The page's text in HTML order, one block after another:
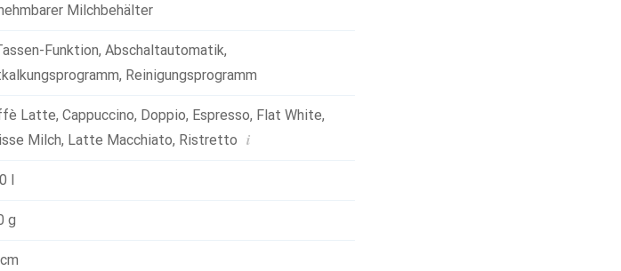
Milchbehälter
Funktion, Abschaltautomatik,
, Reinigungsprogramm
Latte, Cappuccino, Doppio, Espresso, Flat White,
Milch, Latte Macchiato, Ristretto i
l
g